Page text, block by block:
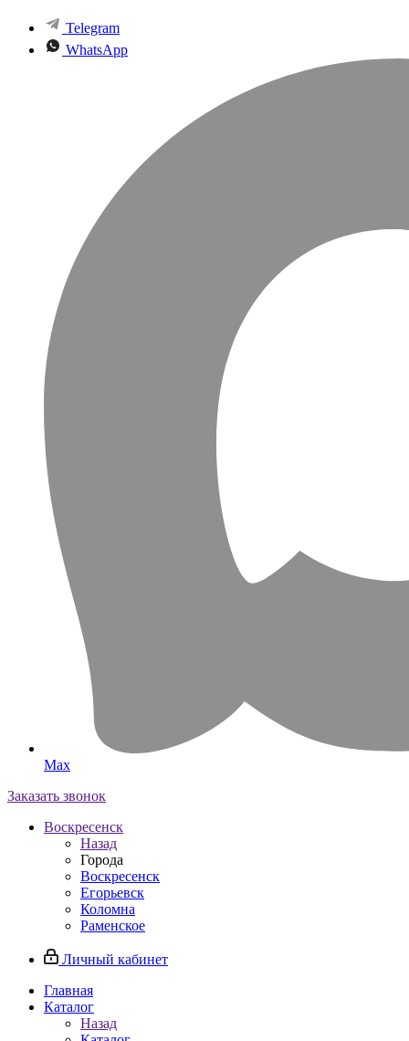
Telegram
WhatsApp
Max
Заказать звонок
Воскресенск
Назад
Города
Воскресенск
Егорьевск
Коломна
Раменское
Личный кабинет
Главная
Каталог
Назад